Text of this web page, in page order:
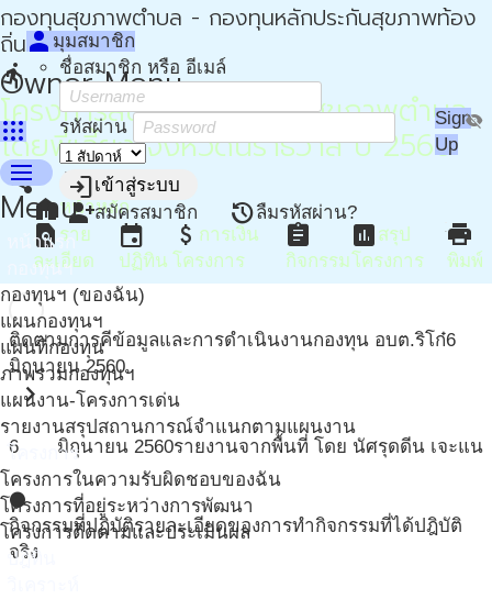
กองทุนสุขภาพตำบล - กองทุนหลักประกันสุขภาพท้อง
ถิ่น - กปท
Owner Menu
apps
person มุมสมาชิก
ชื่อสมาชิก หรือ อีเมล์
รหัสผ่าน visibility_off
loginเข้าสู่ระบบ
person_addสมัครสมาชิก restoreลืมรหัสผ่าน?
Sign
Up
menu
Menu
หน้าแรก
กองทุนฯ
กองทุนฯ (ของฉัน)
แผนกองทุนฯ
แผนที่กองทุน
ภาพรวมกองทุนฯ
แผนงาน-โครงการเด่น
รายงานสรุปสถานการณ์จำแนกตามแผนงาน
โครงการ
โครงการในความรับผิดชอบของฉัน
โครงการที่อยู่ระหว่างการพัฒนา
โครงการติดตามและประเมินผล
ปฎิทิน
directions_run
โครงการสนับสนุนกองทุนสุขภาพตำบล
โดยพี่เลี้ยง จังหวัดนราธิวาส ปี 2560
share
more_vert
homeหน้าหลัก
find_in_page ราย
ละเอียด
event
ปฏิทิน
attach_money การเงิน
โครงการ
assignment
กิจกรรม
assessment สรุป
โครงการ
print
พิมพ์
ติดตามการคีข้อมูลและการดำเนินงานกองทุน อบต.ริโก๋6
มิถุนายน 2560
chevron_right
6 มิถุนายน 2560รายงานจากพื้นที่ โดย นัศรุดดีน เจะแน
circle
กิจกรรมที่ปฎิบัติรายละเอียดของการทำกิจกรรมที่ได้ปฎิบัติ
จริง